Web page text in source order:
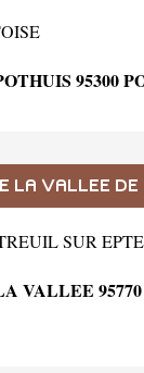
95300
LA VALLEE DE
SUR EPTE
VALLEE